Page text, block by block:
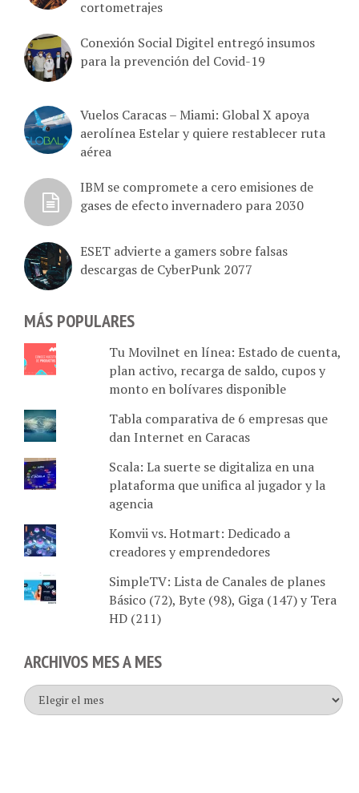
para la prevención del Covid-19
aerolínea Estelar y quiere restablecer ruta
aérea
gases de efecto invernadero para 2030
descargas de CyberPunk 2077
Tu Movilnet en línea: Estado de cuenta,
plan activo, recarga de saldo, cupos y
monto en bolívares disponible
Tabla comparativa de 6 empresas que
dan Internet en Caracas
Scala: La suerte se digitaliza en una
plataforma que unifica al jugador y la
agencia
Komvii vs. Hotmart: Dedicado a
creadores y emprendedores
SimpleTV: Lista de Canales de planes
Básico (72), Byte (98), Giga (147) y Tera
HD (211)
Archivos
mes
a